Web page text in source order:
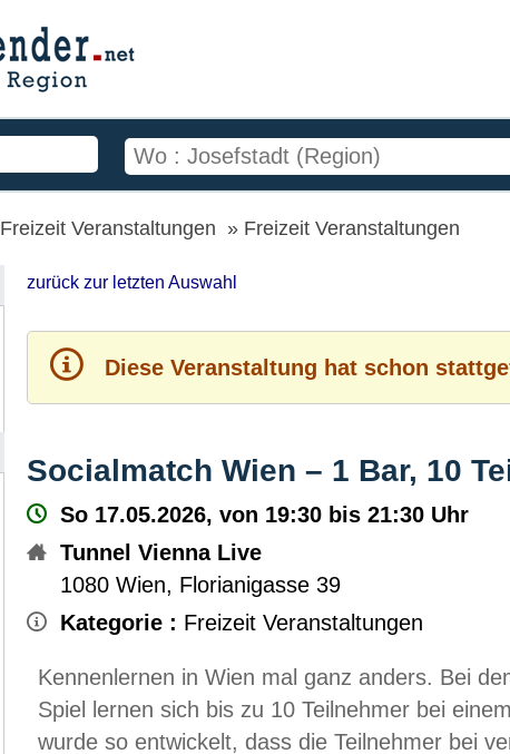
Freizeit Veranstaltungen Freizeit Veranstaltungen
zurück zur letzten Auswahl
Diese Veranstaltung hat schon
Socialmatch Wien – 1 Bar, 10
So 17.05.2026, von 19:30 bis 21:30 Uhr
Tunnel Vienna Live
1080 Wien, Florianigasse 39
Kategorie : Freizeit Veranstaltungen
Kennenlernen in Wien mal ganz anders. Bei
Spiel lernen sich bis zu 10 Teilnehmer bei
wurde so entwickelt, dass die Teilnehmer bei